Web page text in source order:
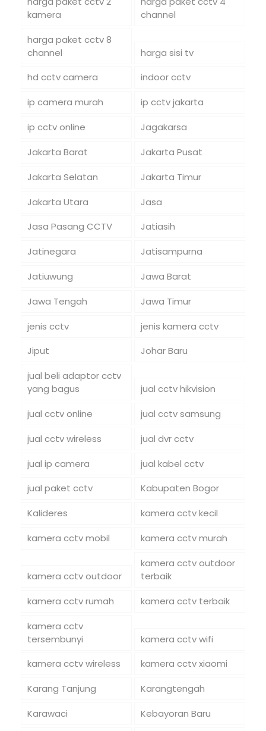
kamera
channel
harga paket cctv 8
channel
harga sisi tv
hd cctv camera
indoor cctv
ip camera murah
ip cctv jakarta
ip cctv online
Jagakarsa
Jakarta Barat
Jakarta Pusat
Jakarta Selatan
Jakarta Timur
Jakarta Utara
Jasa
Jasa Pasang CCTV
Jatiasih
Jatinegara
Jatisampurna
Jatiuwung
Jawa Barat
Jawa Tengah
Jawa Timur
jenis cctv
jenis kamera cctv
Jiput
Johar Baru
jual beli adaptor cctv
yang bagus
jual cctv hikvision
jual cctv online
jual cctv samsung
jual cctv wireless
jual dvr cctv
jual ip camera
jual kabel cctv
jual paket cctv
Kabupaten Bogor
Kalideres
kamera cctv kecil
kamera cctv mobil
kamera cctv murah
kamera cctv outdoor
kamera cctv outdoor
terbaik
kamera cctv rumah
kamera cctv terbaik
kamera cctv
tersembunyi
kamera cctv wifi
kamera cctv wireless
kamera cctv xiaomi
Karang Tanjung
Karangtengah
Karawaci
Kebayoran Baru